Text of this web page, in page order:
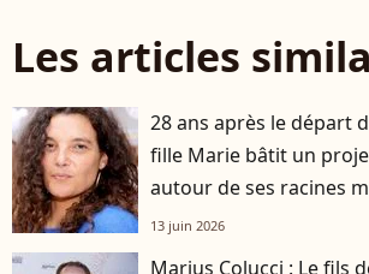
Les articles
28 ans après le départ
fille Marie bâtit un
autour de ses racines
13 juin 2026
Marius Colucci : Le fils